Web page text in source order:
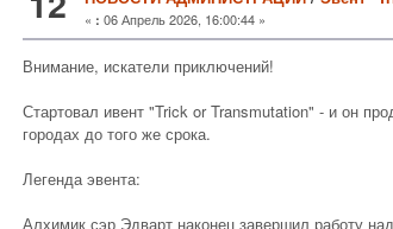
« : 06 Апрель 2026, 16:00:44 »
Внимание, искатели приключений!
Стартовал ивент "Trick or Transmutation" - и он
городах до того же срока.
Легенда эвента:
Алхимик сэр Эдварт наконец завершил работу